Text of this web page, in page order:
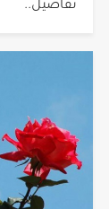
تفاصيل..